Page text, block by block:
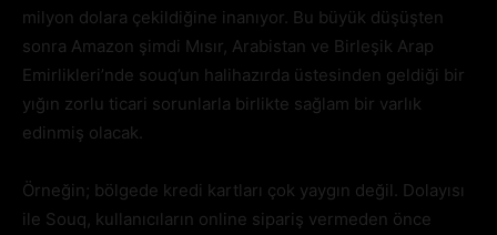
milyon dolara çekildiğine inanıyor. Bu büyük düşüşten
sonra Amazon şimdi Mısır, Arabistan ve Birleşik Arap
Emirlikleri’nde souq’un halihazırda üstesinden geldiği bir
yığın zorlu ticari sorunlarla birlikte sağlam bir varlık
edinmiş olacak.
Örneğin; bölgede kredi kartları çok yaygın değil. Dolayısı
ile Souq, kullanıcıların online sipariş vermeden önce